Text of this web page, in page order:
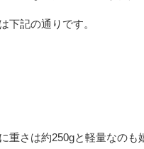
下記の通りです。
さは約250gと軽量なのも